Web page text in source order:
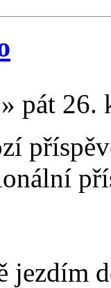
» pát 26.
jezdím